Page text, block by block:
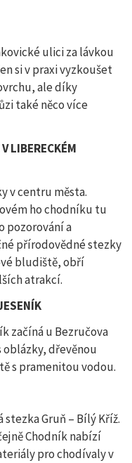
ulici za lávkou
si v praxi vyzkoušet
ale díky
také něco více
LIBERECKÉM
v centru města.
ho chodníku tu
pozorování a
přírodovědné stezky
bludiště, obří
atrakcí.
začíná u Bezručova
oblázky, dřevěnou
s pramenitou vodou.
stezka Gruň – Bílý Kříž.
Chodník nabízí
pro chodívaly v